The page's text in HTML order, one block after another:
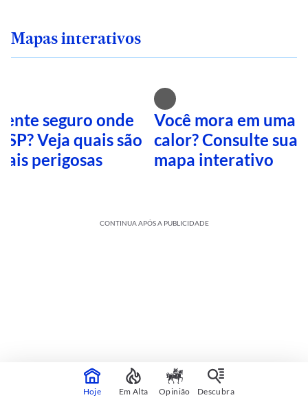
Mapas interativos
seguro onde
SP? Veja quais são
perigosas
Você mora em uma
calor? Consulte sua
mapa interativo
CONTINUA APÓS A PUBLICIDADE
Hoje Em Alta Opinião Descubra